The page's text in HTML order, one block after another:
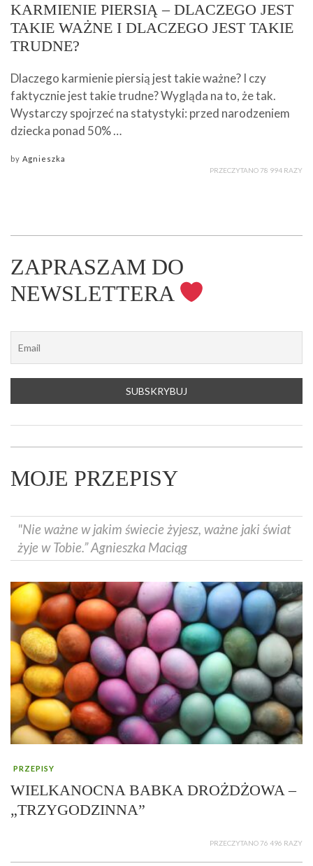
KARMIENIE PIERSIĄ – DLACZEGO JEST
TAKIE WAŻNE I DLACZEGO JEST TAKIE
TRUDNE?
Dlaczego karmienie piersią jest takie ważne? I czy
faktycznie jest takie trudne? Wygląda na to, że tak.
Wystarczy spojrzeć na statystyki: przed narodzeniem
dziecka ponad 50% …
by Agnieszka
PRZECZYTANO 78 994 RAZY
ZAPRASZAM DO
NEWSLETTERA
MOJE PRZEPISY
"Nie ważne w jakim świecie żyjesz, ważne jaki świat
żyje w Tobie.” Agnieszka Maciąg
PRZEPISY
WIELKANOCNA BABKA DROŻDŻOWA –
„TRZYGODZINNA”
PRZECZYTANO 76 496 RAZY